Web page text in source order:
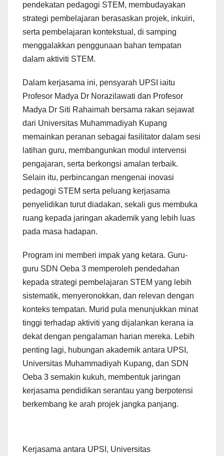
pendekatan pedagogi STEM, membudayakan
strategi pembelajaran berasaskan projek, inkuiri,
serta pembelajaran kontekstual, di samping
menggalakkan penggunaan bahan tempatan
dalam aktiviti STEM.
Dalam kerjasama ini, pensyarah UPSI iaitu
Profesor Madya Dr Norazilawati dan Profesor
Madya Dr Siti Rahaimah bersama rakan sejawat
dari Universitas Muhammadiyah Kupang
memainkan peranan sebagai fasilitator dalam sesi
latihan guru, membangunkan modul intervensi
pengajaran, serta berkongsi amalan terbaik.
Selain itu, perbincangan mengenai inovasi
pedagogi STEM serta peluang kerjasama
penyelidikan turut diadakan, sekali gus membuka
ruang kepada jaringan akademik yang lebih luas
pada masa hadapan.
Program ini memberi impak yang ketara. Guru-
guru SDN Oeba 3 memperoleh pendedahan
kepada strategi pembelajaran STEM yang lebih
sistematik, menyeronokkan, dan relevan dengan
konteks tempatan. Murid pula menunjukkan minat
tinggi terhadap aktiviti yang dijalankan kerana ia
dekat dengan pengalaman harian mereka. Lebih
penting lagi, hubungan akademik antara UPSI,
Universitas Muhammadiyah Kupang, dan SDN
Oeba 3 semakin kukuh, membentuk jaringan
kerjasama pendidikan serantau yang berpotensi
berkembang ke arah projek jangka panjang.
Kerjasama antara UPSI, Universitas